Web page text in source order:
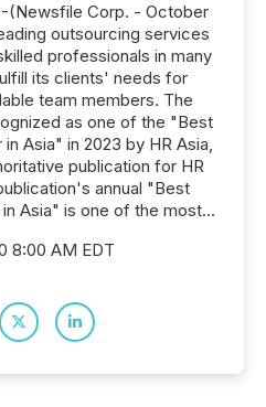
(Newsfile Corp. - October
outsourcing services
professionals in many
its clients' needs for
team members. The
as one of the "Best
Asia" in 2023 by HR Asia,
publication for HR
annual "Best
Asia" is one of the most...
8:00 AM EDT